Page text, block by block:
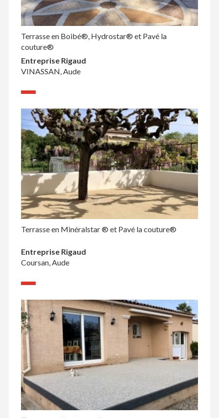
Terrasse en Boibé®, Hydrostar® et Pavé la
couture®
Entreprise Rigaud
VINASSAN, Aude
Terrasse en Minéralstar ® et Pavé la couture®
Entreprise Rigaud
Coursan, Aude